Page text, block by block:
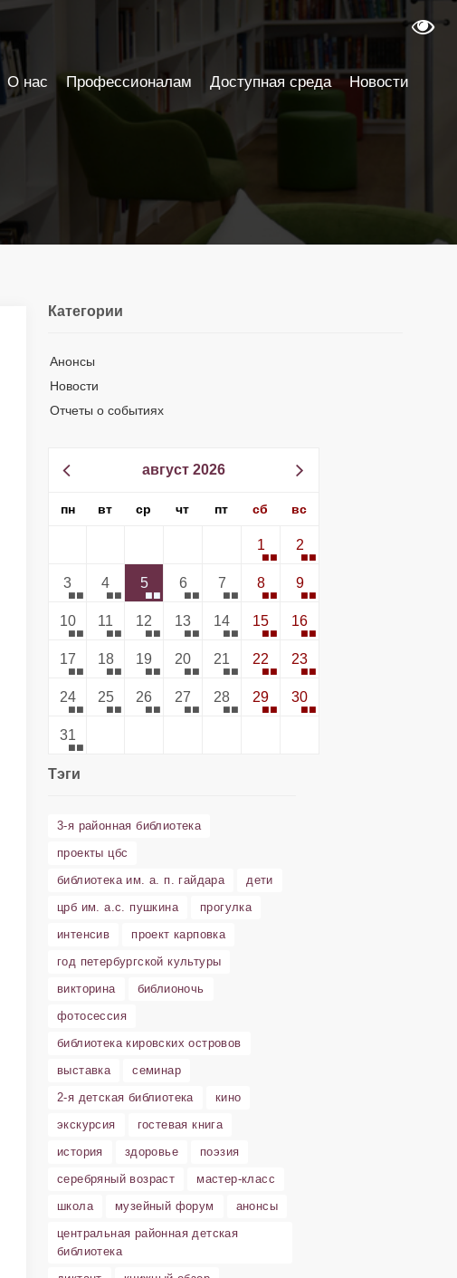
Категории
Анонсы
Новости
Отчеты о событиях
август 2026
пн вт ср чт пт сб вс
1 2
3 4 5 6 7 8 9
10 11 12 13 14 15 16
17 18 19 20 21 22 23
24 25 26 27 28 29 30
31
Тэги
3-я районная библиотека
проекты цбс
библиотека им. а. п. гайдара
дети
црб им. а.с. пушкина
прогулка
интенсив
проект карповка
год петербургской культуры
викторина
библионочь
фотосессия
библиотека кировских островов
выставка
семинар
2-я детская библиотека
кино
экскурсия
гостевая книга
история
здоровье
поэзия
серебряный возраст
мастер-класс
школа
музейный форум
анонсы
центральная районная детская
библиотека
О нас Профессионалам Доступная среда Новости